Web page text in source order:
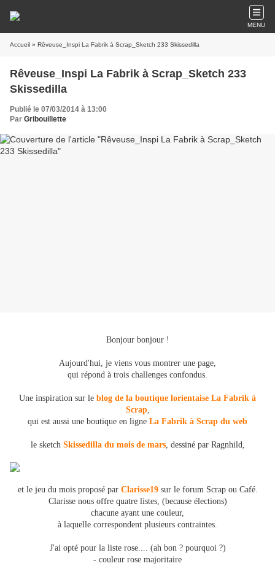
MENU
Accueil » Rêveuse_Inspi La Fabrik à Scrap_Sketch 233 Skissedilla
Rêveuse_Inspi La Fabrik à Scrap_Sketch 233
Skissedilla
Publié le 07/03/2014 à 13:00
Par Gribouillette
Bonjour bonjour !
Aujourd'hui, je viens vous montrer une page,
qui répond à trois challenges confondus.
Une inspiration sur le blog de la boutique lorientaise La Fabrik à
Scrap,
qui est aussi une boutique en ligne La Fabrik à Scrap du web
le sketch Skissedilla du mois de mars, dessiné par Ragnhild,
et le jeu du mois proposé par Clarisse19sur le forum Scrap ou Café.
Clarisse nous offre quatre listes, (because élections)
chacune ayant une couleur,
à laquelle correspondent plusieurs contraintes.
J'ai opté pour la liste rose.... (ah bon ? pourquoi ?)
- couleur rose majoritaire